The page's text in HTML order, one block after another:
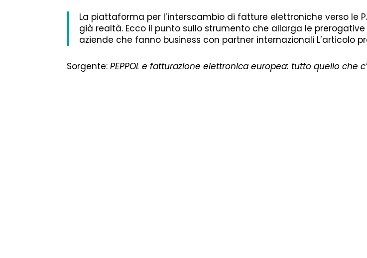
La piattaforma per l’interscambio di fatture elettroniche verso le
già realtà. Ecco il punto sullo strumento che allarga le
aziende che fanno business con partner internazionali L’articolo
Sorgente:PEPPOL e fatturazione elettronica europea: tutto quello che